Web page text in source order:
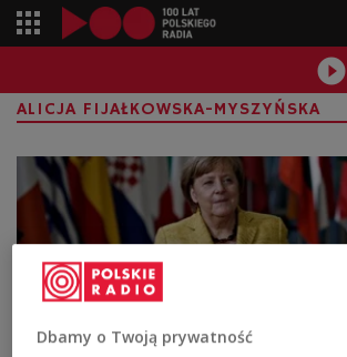

ALICJA FIJAŁKOWSKA-MYSZYŃSKA
Dbamy o Twoją prywatność